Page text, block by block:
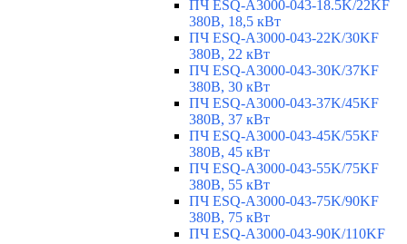
ПЧ ESQ-A3000-043-18.5K/22KF
380В, 18,5 кВт
ПЧ ESQ-A3000-043-22K/30KF
380В, 22 кВт
ПЧ ESQ-A3000-043-30K/37KF
380В, 30 кВт
ПЧ ESQ-A3000-043-37K/45KF
380В, 37 кВт
ПЧ ESQ-A3000-043-45K/55KF
380В, 45 кВт
ПЧ ESQ-A3000-043-55K/75KF
380В, 55 кВт
ПЧ ESQ-A3000-043-75K/90KF
380В, 75 кВт
ПЧ ESQ-A3000-043-90K/110KF